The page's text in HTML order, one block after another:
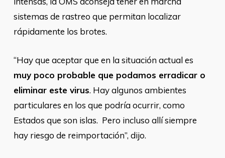
sistemas de rastreo que permitan localizar
rápidamente los brotes.
“Hay que aceptar que en la situación actual es
muy poco probable que podamos erradicar o
eliminar este virus. Hay algunos ambientes
particulares en los que podría ocurrir, como
Estados que son islas. Pero incluso allí siempre
hay riesgo de reimportación”, dijo.